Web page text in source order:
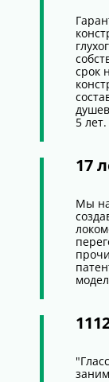
срок
5 лет.
17
Мы